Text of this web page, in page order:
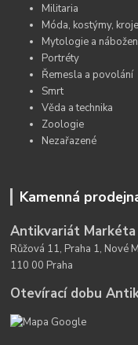
Militaria
Móda, kostýmy, kroje
Mytologie a
Portréty
Řemesla a povolání
Smrt
Věda a technika
Zoologie
Nezařazené
Kamenná
Antikvariát Markéta
Růžová 11, Praha 1, Nové
110 00 Praha
Otevírací dobu